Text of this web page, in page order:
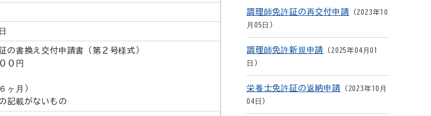
書換え交付申請書（第２号様式）
０円
ヶ月）
記載がないもの
調理師免許証の再交付申請
2023年10
月05日
調理師免許新規申請
2025年04月01
日
栄養士免許証の返納申請
2023年10月
04日